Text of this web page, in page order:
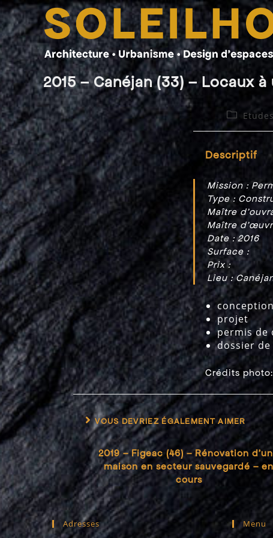
Skip
to
content
2015 – Canéjan (33) – Locaux
Post
category:
Descriptif
Mission :
Type :
Maître
Maître
Date : 2016
Surface :
Prix :
Lieu :
conception
projet
permis de
dossier
Crédits
VOUS DEVRIEZ ÉGALEMENT AIMER
2019 – Figeac (46) – Rénovation
maison en secteur sauvegardé – en
cours
Adresses Menu